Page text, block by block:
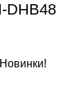
DHB48
Новинки!